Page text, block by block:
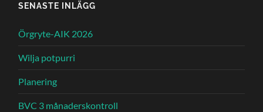
SENASTE INLÄGG
Örgryte-AIK 2026
Wilja potpurri
Planering
BVC 3 månaderskontroll